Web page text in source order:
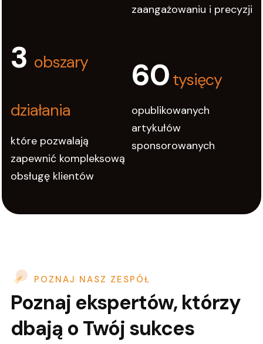
zaangażowaniu i precyzji
3 obszary
działania
które pozwalają
zapewnić kompleksową
obsługę klientów
60 tysięcy
opublikowanych
artykułów
sponsorowanych
POZNAJ NASZ ZESPÓŁ
Poznaj ekspertów, którzy
dbają o Twój sukces